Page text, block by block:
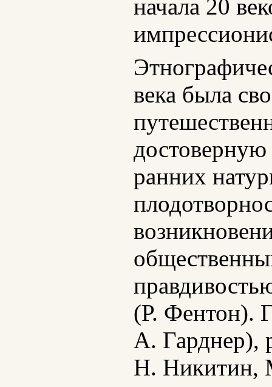
начала 20
века была
ранних
(Р. Фентон).
А. Гарднер),
Н. Никитин,